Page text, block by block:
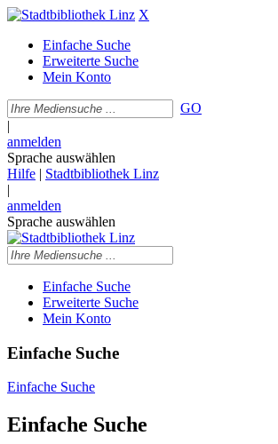
X
Einfache Suche
Erweiterte Suche
Mein Konto
GO
|
anmelden
Sprache auswählen
Hilfe | Stadtbibliothek Linz
|
anmelden
Sprache auswählen
Einfache Suche
Erweiterte Suche
Mein Konto
Einfache Suche
Einfache Suche
Einfache Suche